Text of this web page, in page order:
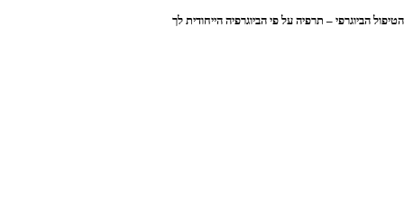
הביוגרפי – תרפיה על פי הביוגרפיה הייחודית לך